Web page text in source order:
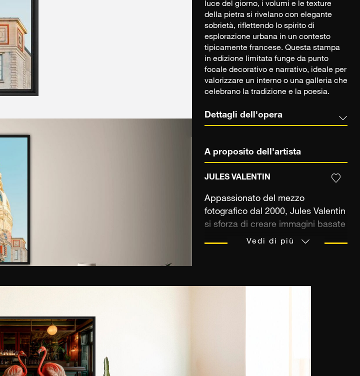
luce del giorno, i volumi e le texture
della pietra si rivelano con elegante
sobrietà, riflettendo lo spirito di
esplorazione urbana in un contesto
tipicamente francese. Questa stampa
in edizione limitata funge da punto
focale decorativo e narrativo, ideale per
valorizzare un interno o una galleria che
celebrano la tradizione e la poesia.
Dettagli dell'opera
A proposito dell'artista
JULES VALENTIN
Appassionato del mezzo
fotografico dal 2000, Jules Valentin
si sforza di creare immagini basate
sui suoi vagabondaggi marini. Il
Vedi di più